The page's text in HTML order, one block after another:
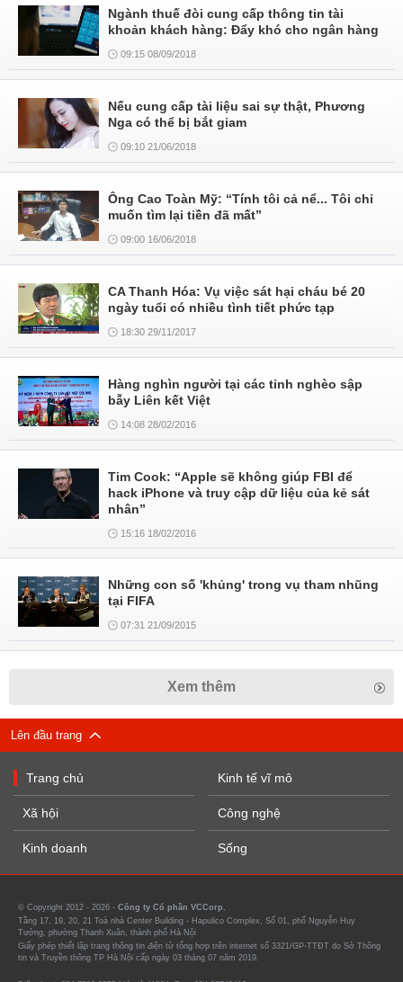
Ngành thuế đòi cung cấp thông tin tài
khoản khách hàng: Đẩy khó cho ngân hàng
09:15 08/09/2018
Nếu cung cấp tài liệu sai sự thật, Phương
Nga có thể bị bắt giam
09:10 21/06/2018
Ông Cao Toàn Mỹ: “Tính tôi cả nể... Tôi chỉ
muốn tìm lại tiền đã mất”
09:00 16/06/2018
CA Thanh Hóa: Vụ việc sát hại cháu bé 20
ngày tuổi có nhiều tình tiết phức tạp
18:30 29/11/2017
Hàng nghìn người tại các tỉnh nghèo sập
bẫy Liên kết Việt
14:08 28/02/2016
Tim Cook: “Apple sẽ không giúp FBI để
hack iPhone và truy cập dữ liệu của kẻ sát
nhân”
15:16 18/02/2016
Những con số 'khủng' trong vụ tham nhũng
tại FIFA
07:31 21/09/2015
Xem thêm
Lên đầu trang
Trang chủ
Xã hội
Kinh doanh
Kinh tế vĩ mô
Công nghệ
Sống
© Copyright 2012 - 2026 - Công ty Cổ phần VCCorp.
Tầng 17, 19, 20, 21 Toà nhà Center Building - Hapulico Complex, Số 01, phố Nguyễn Huy
Tưởng, phường Thanh Xuân, thành phố Hà Nội
Giấy phép thiết lập trang thông tin điện tử tổng hợp trên internet số 3321/GP-TTĐT do Sở Thông
tin và Truyền thông TP Hà Nội cấp ngày 03 tháng 07 năm 2019.